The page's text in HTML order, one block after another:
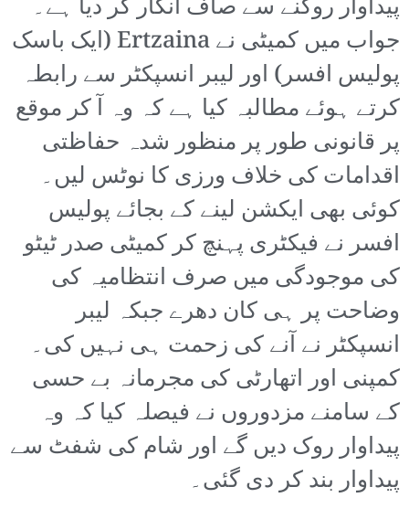
پیداوار روکنے سے صاف انکار کر دیا ہے۔
جواب میں کمیٹی نے Ertzaina (ایک باسک
پولیس افسر) اور لیبر انسپکٹر سے رابطہ
کرتے ہوئے مطالبہ کیا ہے کہ وہ آ کر موقع
پر قانونی طور پر منظور شدہ حفاظتی
اقدامات کی خلاف ورزی کا نوٹس لیں۔
کوئی بھی ایکشن لینے کے بجائے پولیس
افسر نے فیکٹری پہنچ کر کمیٹی صدر ٹیٹو
کی موجودگی میں صرف انتظامیہ کی
وضاحت پر ہی کان دھرے جبکہ لیبر
انسپکٹر نے آنے کی زحمت ہی نہیں کی۔
کمپنی اور اتھارٹی کی مجرمانہ بے حسی
کے سامنے مزدوروں نے فیصلہ کیا کہ وہ
پیداوار روک دیں گے اور شام کی شفٹ سے
پیداوار بند کر دی گئی۔